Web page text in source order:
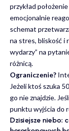
przykład
emocjonalnie
schemat
na stres, bliskość i
wydarzy” na
różnicą.
Ograniczenie?
Jeżeli ktoś szuka
go nie znajdzie.
punktu wyjścia do
Dzisiejsze niebo: